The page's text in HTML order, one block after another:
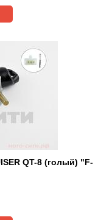
QT-8 (голый) "F-